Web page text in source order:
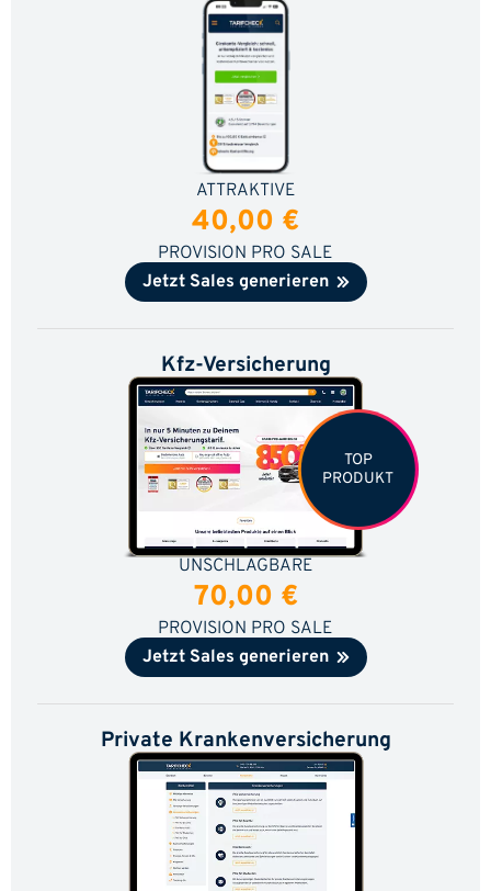
ATTRAKTIVE
40,00 €
PROVISION PRO SALE
Jetzt Sales generieren
Kfz-Versicherung
TOP
PRODUKT
UNSCHLAGBARE
70,00 €
PROVISION PRO SALE
Jetzt Sales generieren
Private Krankenversicherung